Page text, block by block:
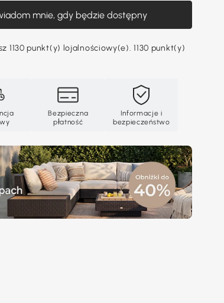
mnie, gdy będzie dostępny
1130 punkt(y) lojalnościowy(e). 1130 punkt(y)
Bezpieczna
płatność
Informacje i
bezpieczeństwo